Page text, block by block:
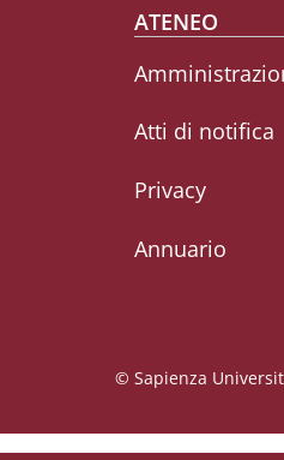
ATENEO
Atti di notifica
Privacy
Annuario
© Sapienza